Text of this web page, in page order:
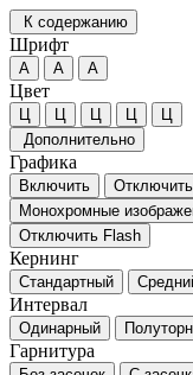
К содержанию
Шрифт
А А А
Цвет
Ц Ц Ц Ц
Ц
Дополнительно
Графика
Включить
Отключить
Монохромные
Отключить Flash
Кернинг
Стандартный
Интервал
Одинарный
Гарнитура